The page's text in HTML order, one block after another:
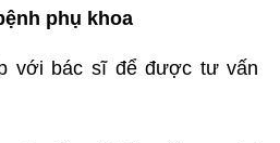
phụ khoa
với bác sĩ để được tư vấn